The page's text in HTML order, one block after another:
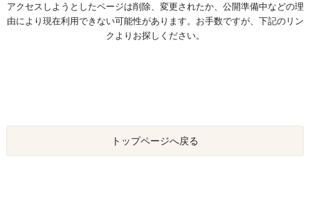
アクセスしようとしたページは削除、変更されたか、公開準備中などの理
由により現在利用できない可能性があります。お手数ですが、下記のリン
クよりお探しください。
トップページへ戻る